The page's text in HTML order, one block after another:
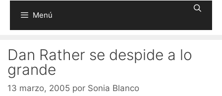
Menú
Dan Rather se despide a lo
grande
13 marzo, 2005 por Sonia Blanco